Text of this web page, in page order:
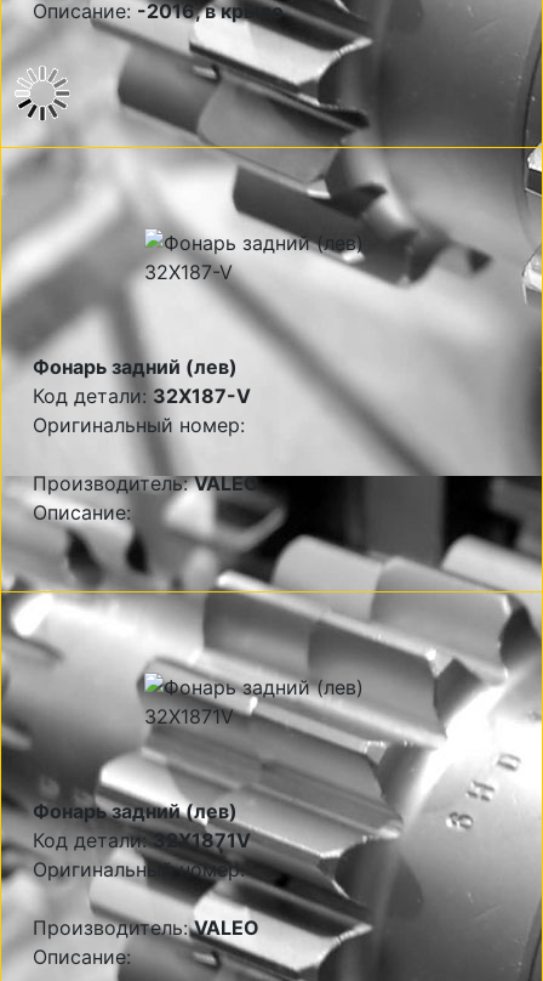
Описание: -2016, в крыло
Фонарь задний (лев)
Код детали: 32X187-V
Оригинальный номер:
Производитель:VALEO
Описание:
Фонарь задний (лев)
Код детали:32X1871V
Оригинальный номер:
Производитель:VALEO
Описание: